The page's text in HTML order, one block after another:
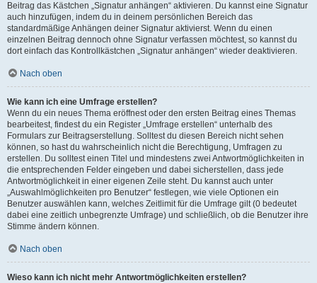
Beitrag das Kästchen „Signatur anhängen“ aktivieren. Du kannst eine Signatur
auch hinzufügen, indem du in deinem persönlichen Bereich das
standardmäßige Anhängen deiner Signatur aktivierst. Wenn du einen
einzelnen Beitrag dennoch ohne Signatur verfassen möchtest, so kannst du
dort einfach das Kontrollkästchen „Signatur anhängen“ wieder deaktivieren.
Nach oben
Wie kann ich eine Umfrage erstellen?
Wenn du ein neues Thema eröffnest oder den ersten Beitrag eines Themas
bearbeitest, findest du ein Register „Umfrage erstellen“ unterhalb des
Formulars zur Beitragserstellung. Solltest du diesen Bereich nicht sehen
können, so hast du wahrscheinlich nicht die Berechtigung, Umfragen zu
erstellen. Du solltest einen Titel und mindestens zwei Antwortmöglichkeiten in
die entsprechenden Felder eingeben und dabei sicherstellen, dass jede
Antwortmöglichkeit in einer eigenen Zeile steht. Du kannst auch unter
„Auswahlmöglichkeiten pro Benutzer“ festlegen, wie viele Optionen ein
Benutzer auswählen kann, welches Zeitlimit für die Umfrage gilt (0 bedeutet
dabei eine zeitlich unbegrenzte Umfrage) und schließlich, ob die Benutzer ihre
Stimme ändern können.
Nach oben
Wieso kann ich nicht mehr Antwortmöglichkeiten erstellen?